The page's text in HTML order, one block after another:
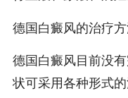
德国白癜风的治疗方
德国白癜风目前没
状可采用各种形式